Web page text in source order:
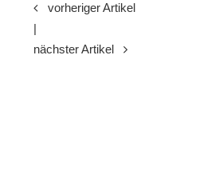
vorheriger Artikel
nächster Artikel